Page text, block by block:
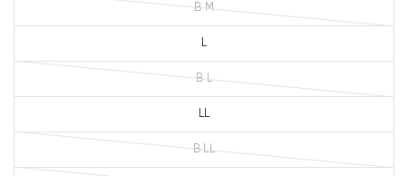
B M
L
B L
LL
B LL